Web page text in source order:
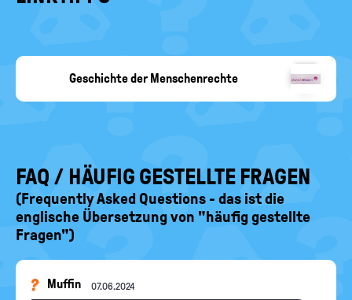
FAQ / HÄUFIG GESTELLTE FRAGEN
(Frequently Asked Questions - das ist die
englische Übersetzung von "häufig gestellte
Fragen")
Muffin 07.06.2024
Geschichte der Menschenrechte